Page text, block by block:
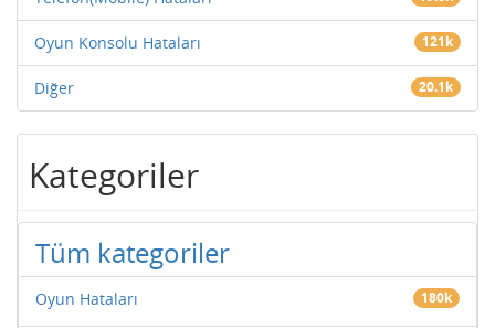
Oyun Konsolu Hataları 121k
Diğer 20.1k
Kategoriler
Tüm kategoriler
Oyun Hataları 180k